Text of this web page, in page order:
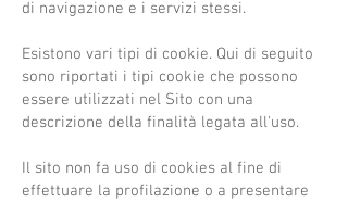
di navigazione e i servizi stessi.
Esistono vari tipi di cookie. Qui di seguito
sono riportati i tipi cookie che possono
essere utilizzati nel Sito con una
descrizione della finalità legata all'uso.
Il sito non fa uso di cookies al fine di
effettuare la profilazione o a presentare